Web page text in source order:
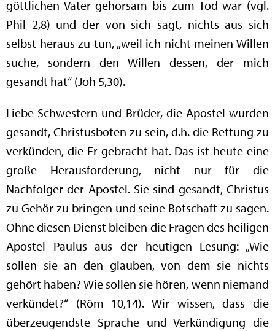
göttlichen Vater gehorsam bis zum Tod war (vgl.
Phil 2,8) und der von sich sagt, nichts aus sich
selbst heraus zu tun, „weil ich nicht meinen Willen
suche, sondern den Willen dessen, der mich
gesandt hat“ (Joh 5,30).
Liebe Schwestern und Brüder, die Apostel wurden
gesandt, Christusboten zu sein, d.h. die Rettung zu
verkünden, die Er gebracht hat. Das ist heute eine
große Herausforderung, nicht nur für die
Nachfolger der Apostel. Sie sind gesandt, Christus
zu Gehör zu bringen und seine Botschaft zu sagen.
Ohne diesen Dienst bleiben die Fragen des heiligen
Apostel Paulus aus der heutigen Lesung: „Wie
sollen sie an den glauben, von dem sie nichts
gehört haben? Wie sollen sie hören, wenn niemand
verkündet?“ (Röm 10,14). Wir wissen, dass die
überzeugendste Sprache und Verkündigung die